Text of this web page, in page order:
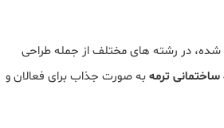
شده، در رشته های مختلف از جمله طراحی
ساختمانی ترمهبه صورت جذاب برای فعالان و